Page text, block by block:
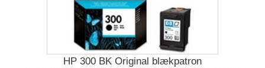
HP 300 BK Original blækpatron